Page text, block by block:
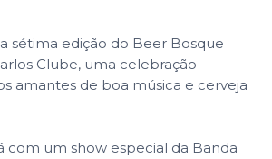
sétima edição do Beer Bosque
Clube, uma celebração
amantes de boa música e cerveja
com um show especial da Banda